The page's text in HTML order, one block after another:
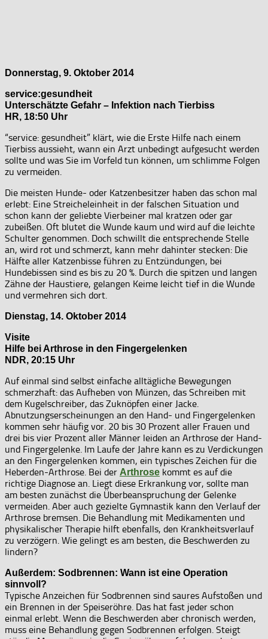
Donnerstag, 9. Oktober 2014
service:gesundheit
Unterschätzte Gefahr – Infektion nach Tierbiss
HR, 18:50 Uhr
“service: gesundheit” klärt, wie die Erste Hilfe nach einem
Tierbiss aussieht, wann ein Arzt unbedingt aufgesucht werden
sollte und was Sie im Vorfeld tun können, um schlimme Folgen
zu vermeiden.
Die meisten Hunde- oder Katzenbesitzer haben das schon mal
erlebt: Eine Streicheleinheit in der falschen Situation und
schon kann der geliebte Vierbeiner mal kratzen oder gar
zubeißen. Oft blutet die Wunde kaum und wird auf die leichte
Schulter genommen. Doch schwillt die entsprechende Stelle
an, wird rot und schmerzt, kann mehr dahinter stecken: Die
Hälfte aller Katzenbisse führen zu Entzündungen, bei
Hundebissen sind es bis zu 20 %. Durch die spitzen und langen
Zähne der Haustiere, gelangen Keime leicht tief in die Wunde
und vermehren sich dort.
Dienstag, 14. Oktober 2014
Visite
Hilfe bei Arthrose in den Fingergelenken
NDR, 20:15 Uhr
Auf einmal sind selbst einfache alltägliche Bewegungen
schmerzhaft: das Aufheben von Münzen, das Schreiben mit
dem Kugelschreiber, das Zuknöpfen einer Jacke.
Abnutzungserscheinungen an den Hand- und Fingergelenken
kommen sehr häufig vor. 20 bis 30 Prozent aller Frauen und
drei bis vier Prozent aller Männer leiden an Arthrose der Hand-
und Fingergelenke. Im Laufe der Jahre kann es zu Verdickungen
an den Fingergelenken kommen, ein typisches Zeichen für die
Heberden-Arthrose. Bei der Arthrose kommt es auf die
richtige Diagnose an. Liegt diese Erkrankung vor, sollte man
am besten zunächst die Überbeanspruchung der Gelenke
vermeiden. Aber auch gezielte Gymnastik kann den Verlauf der
Arthrose bremsen. Die Behandlung mit Medikamenten und
physikalischer Therapie hilft ebenfalls, den Krankheitsverlauf
zu verzögern. Wie gelingt es am besten, die Beschwerden zu
lindern?
Außerdem: Sodbrennen: Wann ist eine Operation
sinnvoll?
Typische Anzeichen für Sodbrennen sind saures Aufstoßen und
ein Brennen in der Speiseröhre. Das hat fast jeder schon
einmal erlebt. Wenn die Beschwerden aber chronisch werden,
muss eine Behandlung gegen Sodbrennen erfolgen. Steigt